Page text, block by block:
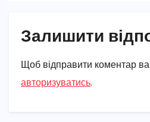
Залишити
Щоб відправити коментар
авторизуватись.